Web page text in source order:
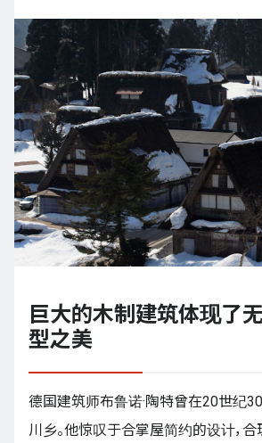
巨大的木制建筑体现了
型之美
德国建筑师布鲁诺·陶特曾在20世纪
川乡。他惊叹于合掌屋简约的设计，合